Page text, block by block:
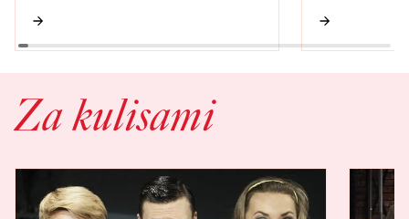
Za kulisami